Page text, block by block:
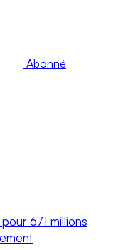
Abonné
671 millions